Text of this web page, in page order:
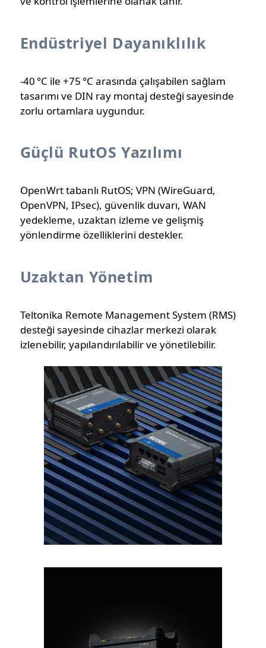
Endüstriyel Dayanıklılık
-40 °C ile +75 °C arasında çalışabilen sağlam
tasarımı ve DIN ray montaj desteği sayesinde
zorlu ortamlara uygundur.
Güçlü RutOS Yazılımı
OpenWrt tabanlı RutOS; VPN (WireGuard,
OpenVPN, IPsec), güvenlik duvarı, WAN
yedekleme, uzaktan izleme ve gelişmiş
yönlendirme özelliklerini destekler.
Uzaktan Yönetim
Teltonika Remote Management System (RMS)
desteği sayesinde cihazlar merkezi olarak
izlenebilir, yapılandırılabilir ve yönetilebilir.